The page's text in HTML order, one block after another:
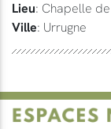
Lieu: Chapelle
Ville: Urrugne